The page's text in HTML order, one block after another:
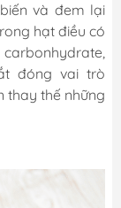
và đem lại
hạt điều có
đóng vai trò
thay thế những